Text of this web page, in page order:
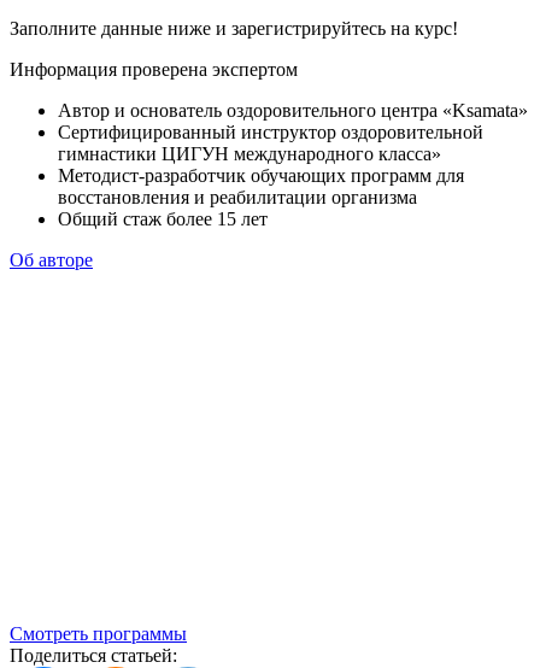
Заполните данные ниже и зарегистрируйтесь на курс!
Информация проверена экспертом
Автор и основатель оздоровительного центра «Ksamata»
Сертифицированный инструктор оздоровительной
гимнастики ЦИГУН международного класса»
Методист-разработчик обучающих программ для
восстановления и реабилитации организма
Общий стаж более 15 лет
Об авторе
Смотреть программы
Поделиться статьей: